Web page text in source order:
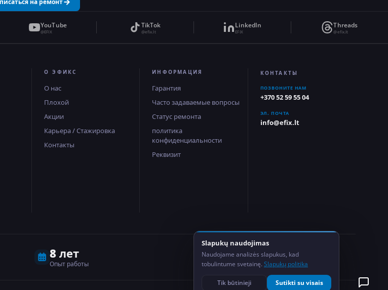
на ремонт
YouTube
@EFIX
TikTok
@efix.lt
LinkedIn
EFIX
Threads
@efix.lt
О ЭФИКС
О нас
Плохой
Акции
Карьера / Стажировка
Контакты
ИНФОРМАЦИЯ
Гарантия
Часто задаваемые вопросы
Статус ремонта
политика
конфиденциальности
Реквизит
КОНТАКТЫ
ПОЗВОНИТЕ НАМ
+370 52 59 55 04
ЭЛ. ПОЧТА
info@efix.lt
8 лет
Опыт работы
2
Сервисных центра
Slapukų naudojimas
Naudojame analizės slapukus, kad
tobulintume svetainę. Slapukų politika
Tik būtinieji Sutikti su visais